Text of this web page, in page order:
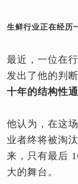
生鲜行业正在经历
最近，一位在
发出了他的判
十年的结构性
他认为，在这
业者终将被淘
来，只有最后
大的舞台。